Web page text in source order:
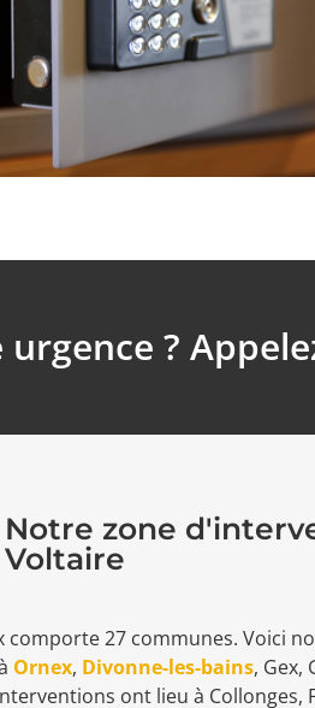
urgence ?
Notre zone
Voltaire
comporte 27 communes. Voici
Ornex, Divonne-les-bains, Gex,
ont lieu à Collonges,